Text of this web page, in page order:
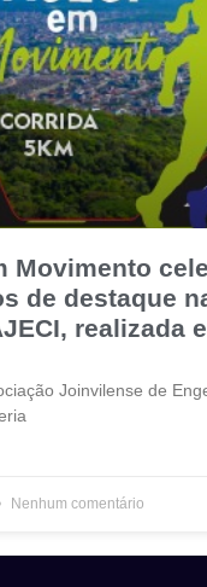
Movimento
de destaque
realizada
Joinvilense de
Nenhum comentário